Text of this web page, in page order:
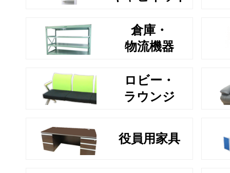
倉庫・
物流機器
ロビー・
ラウンジ
役員用家具